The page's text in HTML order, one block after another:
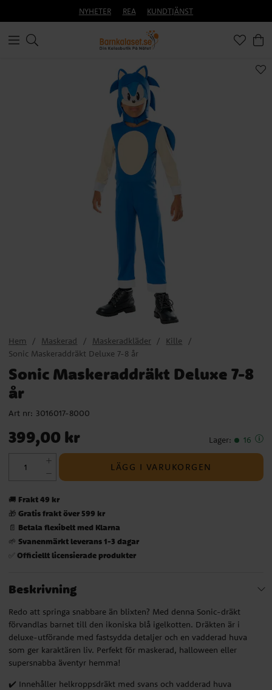
NYHETER REA KUNDTJÄNST
Hem Maskerad Maskeradkläder
Kille
Sonic Maskeraddräkt Deluxe 7-8 år
Sonic Maskeraddräkt Deluxe 7-8
år
Art nr: 3016017-8000
Pris:399,00 kr
399,00 kr Lager: 16
LÄGG I VARUKORGEN
🚚 Frakt 49 kr
🎁 Gratis frakt över 599 kr
📄 Betala flexibelt med Klarna
🌱 Svanenmärkt leverans 1-3 dagar
✅ Officiellt licensierade produkter
Beskrivning
Redo att springa snabbare än blixten? Med denna Sonic-dräkt
förvandlas barnet till den ikoniska blå igelkotten. Dräkten är i
deluxe-utförande med fastsydda detaljer och en vadderad huva
som ger karaktären liv. Perfekt för maskerad, halloween eller
supersnabba äventyr hemma!
✔️ Innehåller helkroppsdräkt med svans och vadderad huva